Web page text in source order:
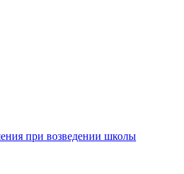
при возведении школы